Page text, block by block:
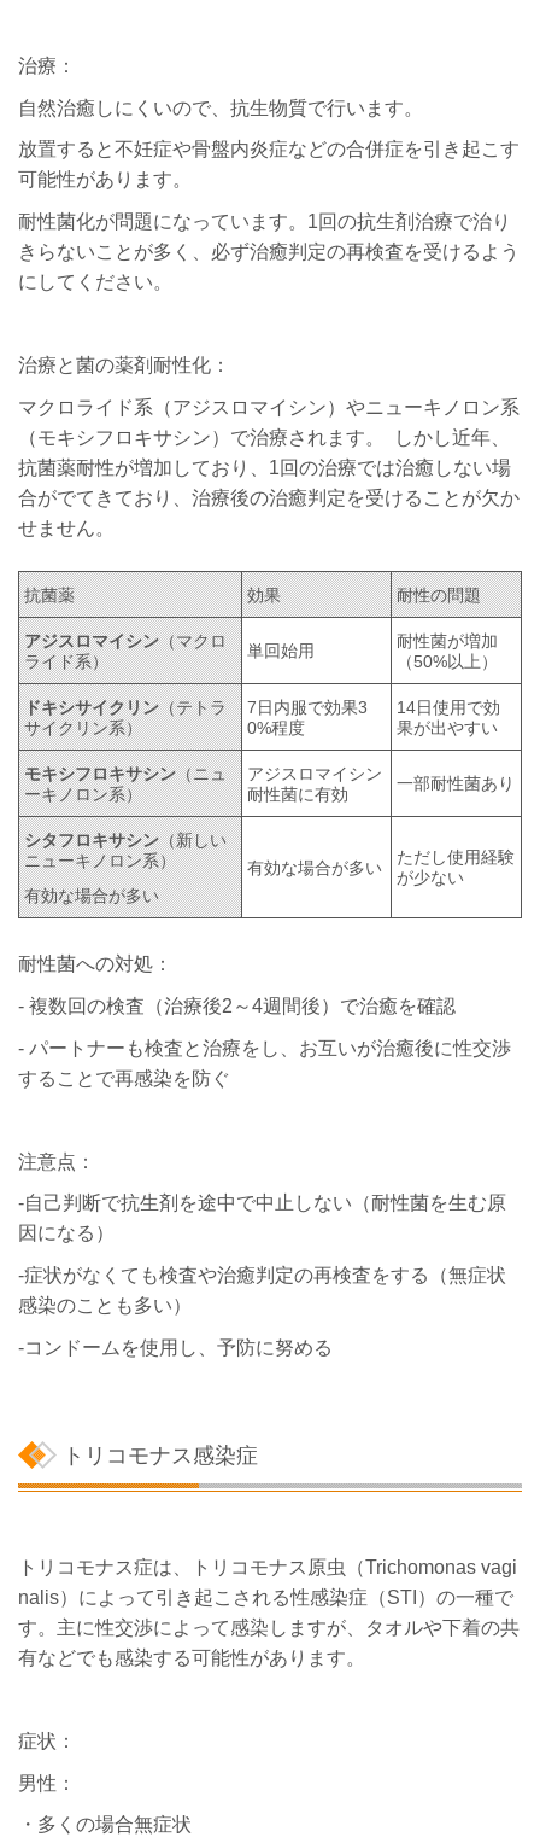
治療：
自然治癒しにくいので、抗生物質で行います。
放置すると不妊症や骨盤内炎症などの合併症を引き起こす
可能性があります。
耐性菌化が問題になっています。1回の抗生剤治療で治り
きらないことが多く、必ず治癒判定の再検査を受けるよう
にしてください。
治療と菌の薬剤耐性化：
マクロライド系（アジスロマイシン）やニューキノロン系
（モキシフロキサシン）で治療されます。 しかし近年、
抗菌薬耐性が増加しており、1回の治療では治癒しない場
合がでてきており、治療後の治癒判定を受けることが欠か
せません。
抗菌薬 効果 耐性の問題
アジスロマイシン（マクロ
ライド系）
単回始用
耐性菌が増加
（50%以上）
ドキシサイクリン（テトラ
サイクリン系）
7日内服で効果3
0%程度
14日使用で効
果が出やすい
モキシフロキサシン（ニュ
ーキノロン系）
アジスロマイシン
耐性菌に有効
一部耐性菌あり
シタフロキサシン（新しい
ニューキノロン系）
有効な場合が多い
有効な場合が多い
ただし使用経験
が少ない
耐性菌への対処：
- 複数回の検査（治療後2～4週間後）で治癒を確認
- パートナーも検査と治療をし、お互いが治癒後に性交渉
することで再感染を防ぐ
注意点：
-自己判断で抗生剤を途中で中止しない（耐性菌を生む原
因になる）
-症状がなくても検査や治癒判定の再検査をする（無症状
感染のことも多い）
-コンドームを使用し、予防に努める
トリコモナス感染症
トリコモナス症は、トリコモナス原虫（Trichomonas vagi
nalis）によって引き起こされる性感染症（STI）の一種で
す。主に性交渉によって感染しますが、タオルや下着の共
有などでも感染する可能性があります。
症状：
男性：
・多くの場合無症状